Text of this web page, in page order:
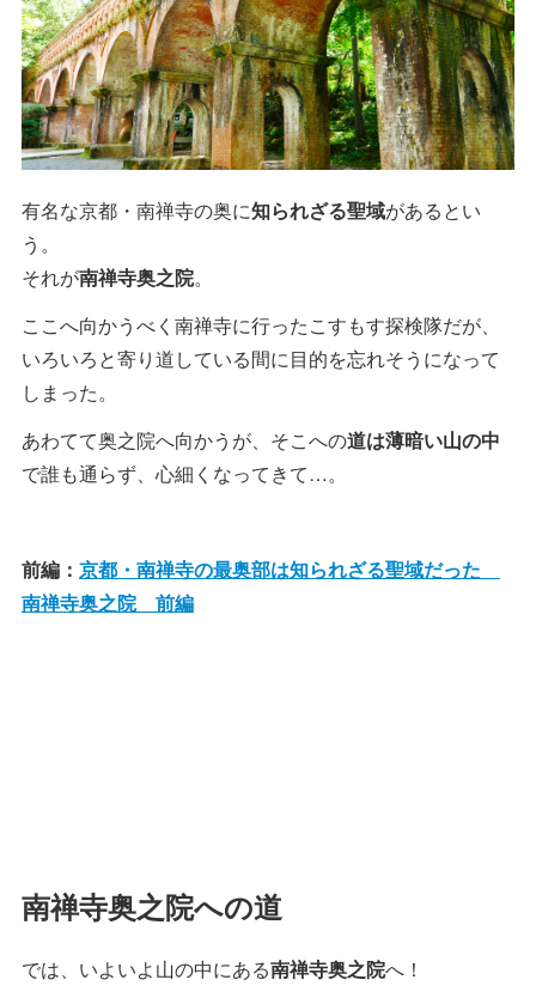
有名な京都・南禅寺の奥に知られざる聖域があるとい
う。
それが南禅寺奥之院。
ここへ向かうべく南禅寺に行ったこすもす探検隊だが、
いろいろと寄り道している間に目的を忘れそうになって
しまった。
あわてて奥之院へ向かうが、そこへの道は薄暗い山の中
で誰も通らず、心細くなってきて…。
前編： 京都・南禅寺の最奥部は知られざる聖域だった
南禅寺奥之院 前編
南禅寺奥之院への道
では、いよいよ山の中にある南禅寺奥之院へ！